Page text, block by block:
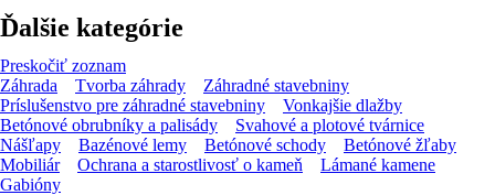
Ďalšie kategórie
Preskočiť zoznam
Záhrada
Tvorba záhrady
Záhradné stavebniny
Príslušenstvo pre záhradné stavebniny
Vonkajšie dlažby
Betónové obrubníky a palisády
Svahové a plotové tvárnice
Nášľapy
Bazénové lemy Betónové schody
Betónové žľaby
Mobiliár
Ochrana a starostlivosť o kameň
Lámané kamene
Gabióny